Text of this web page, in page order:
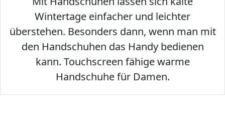
Wintertage einfacher und leichter
überstehen. Besonders dann, wenn man mit
den Handschuhen das Handy bedienen
kann. Touchscreen fähige warme
Handschuhe für Damen.